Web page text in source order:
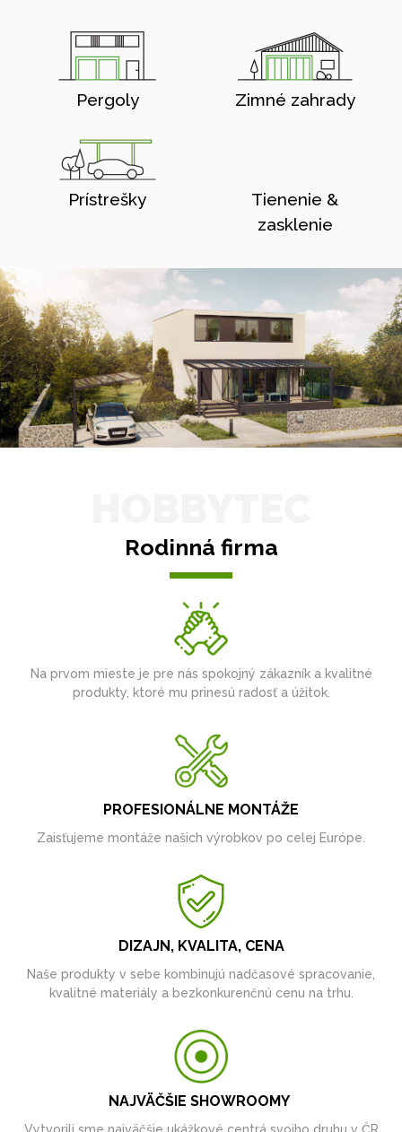
Pergoly Zimné zahrady
Prístrešky
Tienenie &
zasklenie
Rodinná firma
Na prvom mieste je pre nás spokojný zákazník a kvalitné
produkty, ktoré mu prinesú radosť a úžitok.
PROFESIONÁLNE MONTÁŽE
Zaisťujeme montáže našich výrobkov po celej Európe.
DIZAJN, KVALITA, CENA
Naše produkty v sebe kombinujú nadčasové spracovanie,
kvalitné materiály a bezkonkurenčnú cenu na trhu.
NAJVÄČŠIE SHOWROOMY